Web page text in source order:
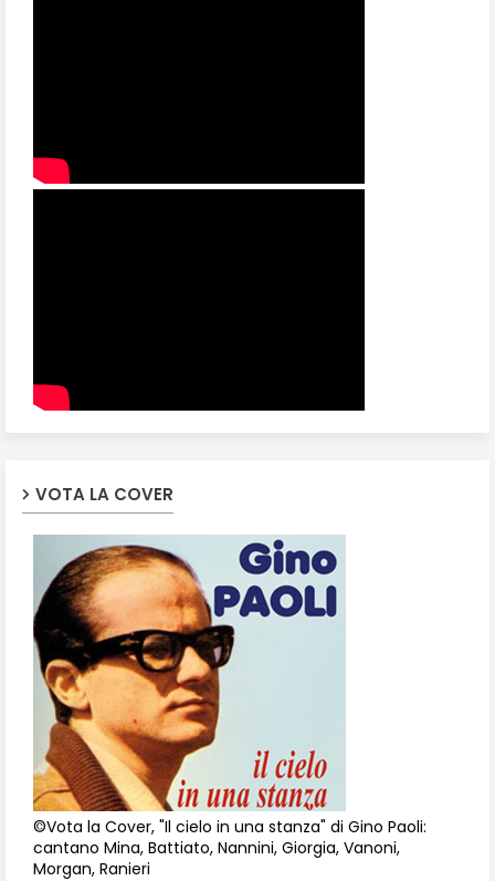
VOTA LA COVER
©Vota la Cover, "Il cielo in una stanza" di Gino Paoli:
cantano Mina, Battiato, Nannini, Giorgia, Vanoni,
Morgan, Ranieri